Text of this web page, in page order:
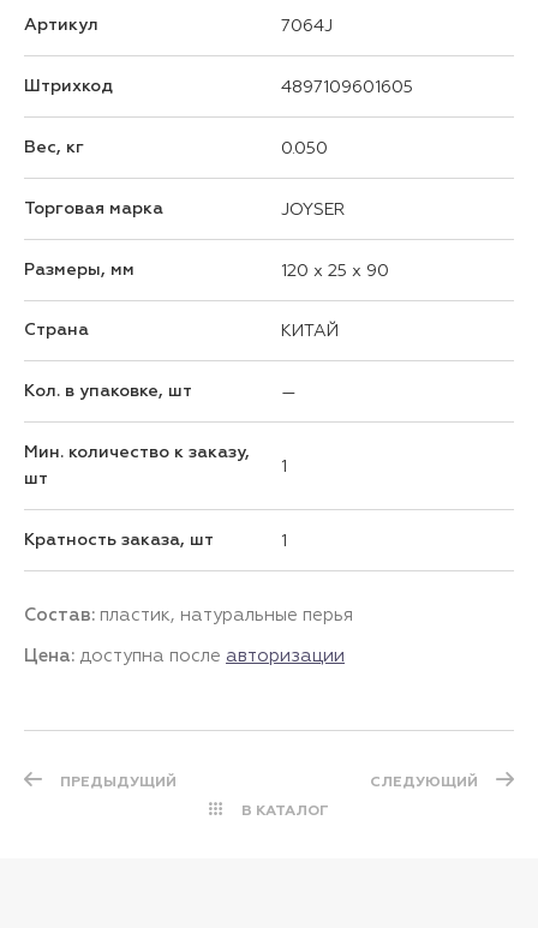
Артикул 7064J
Штрихкод 4897109601605
Вес, кг 0.050
Торговая марка JOYSER
Размеры, мм 120 x 25 x 90
Страна КИТАЙ
Кол. в упаковке, шт —
Мин. количество к заказу,
шт
1
Кратность заказа, шт 1
Состав: пластик, натуральные перья
Цена: доступна после авторизации
ПРЕДЫДУЩИЙ
В КАТАЛОГ
СЛЕДУЮЩИЙ